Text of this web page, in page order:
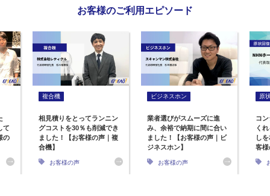
お客様のご利用エピソード
て
の
複合機
相見積りをとってランニン
グコストを30％も削減でき
ました！【お客様の声｜複
合機】
お客様の声
ビジネスホン
業者選びがスムーズに進
み、余裕で納期に間に合い
ました！【お客様の声｜ビ
ジネスホン】
お客様の声
原
コ
く
し
客